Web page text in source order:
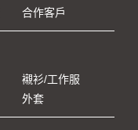
合作客戶
襯衫/工作服
外套